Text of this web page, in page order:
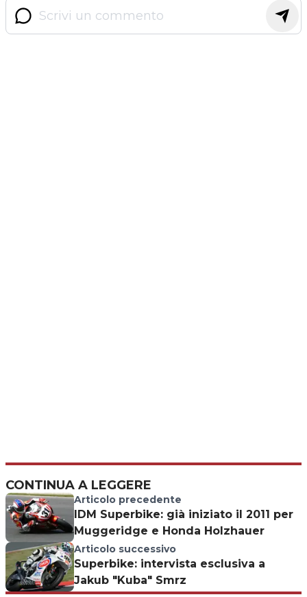
CONTINUA A LEGGERE
Articolo precedente
IDM Superbike: già iniziato il 2011 per
Muggeridge e Honda Holzhauer
Articolo successivo
Superbike: intervista esclusiva a
Jakub "Kuba" Smrz